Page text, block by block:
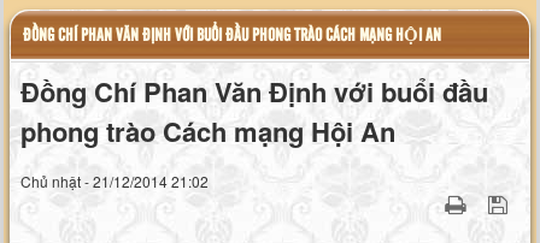
ĐỒNG CHÍ PHAN VĂN ĐỊNH VỚI BUỔI ĐẦU PHONG TRÀO CÁCH MẠNG HỘI AN
Đồng Chí Phan Văn Định với buổi đầu
phong trào Cách mạng Hội An
Chủ nhật - 21/12/2014 21:02